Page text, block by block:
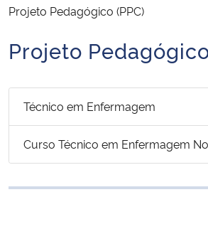
Ministério da Infraestrutura
Ministério da Agricultura, Pecuária e Abastecimento
Ministério da Educação
Projeto Pedagógico (PPC)
Início do conteúdo
Projeto
Técnico em Enfermagem
Curso Técnico em Enfermagem